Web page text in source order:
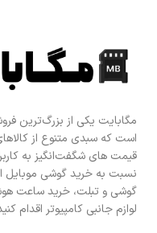
مگابایت یکی از بزرگ‌ترین
است که سبدی متنوع از کالاهای
قیمت های شگفت‌انگیز به
نسبت به خرید گوشی موبایل
گوشی و تبلت، خرید ساعت
لوازم جانبی کامپیوتر اقدام